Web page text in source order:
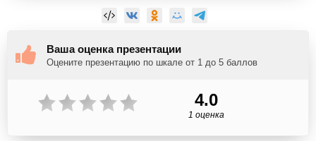
Ваша оценка презентации
Оцените презентацию по шкале от 1 до 5 баллов
4.0
1 оценка